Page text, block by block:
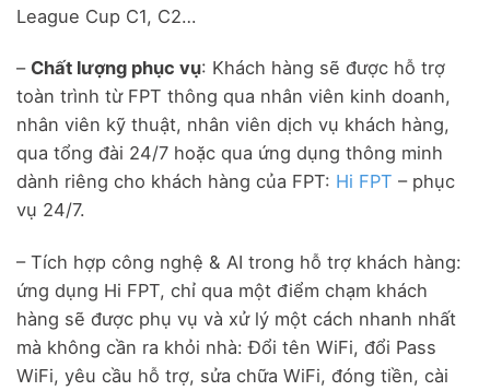
League Cup C1, C2…
– Chất lượng phục vụ: Khách hàng sẽ được hỗ trợ
toàn trình từ FPT thông qua nhân viên kinh doanh,
nhân viên kỹ thuật, nhân viên dịch vụ khách hàng,
qua tổng đài 24/7 hoặc qua ứng dụng thông minh
dành riêng cho khách hàng của FPT: Hi FPT – phục
vụ 24/7.
– Tích hợp công nghệ & AI trong hỗ trợ khách hàng:
ứng dụng Hi FPT, chỉ qua một điểm chạm khách
hàng sẽ được phụ vụ và xử lý một cách nhanh nhất
mà không cần ra khỏi nhà: Đổi tên WiFi, đổi Pass
WiFi, yêu cầu hỗ trợ, sửa chữa WiFi, đóng tiền, cài